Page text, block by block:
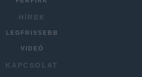
HÍREK
LEGFRISSEBB
VIDEÓ
KAPCSOLAT